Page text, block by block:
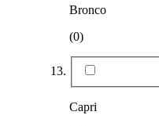
Bronco
(0)
Capri